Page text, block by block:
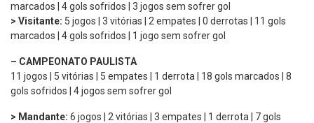
marcados | 4 gols sofridos | 3 jogos sem sofrer gol
> Visitante: 5 jogos | 3 vitórias | 2 empates | 0 derrotas | 11 gols
marcados | 4 gols sofridos | 1 jogo sem sofrer gol
– CAMPEONATO PAULISTA
11 jogos | 5 vitórias | 5 empates | 1 derrota | 18 gols marcados | 8
gols sofridos | 4 jogos sem sofrer gol
> Mandante: 6 jogos | 2 vitórias | 3 empates | 1 derrota | 7 gols